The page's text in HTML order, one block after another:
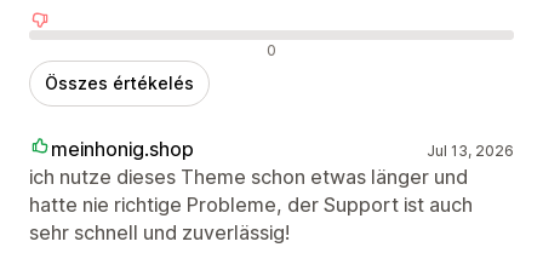
Negatív értékelések 0
Összes értékelés
meinhonig.shop Jul 13, 2026
ich nutze dieses Theme schon etwas länger und
hatte nie richtige Probleme, der Support ist auch
sehr schnell und zuverlässig!